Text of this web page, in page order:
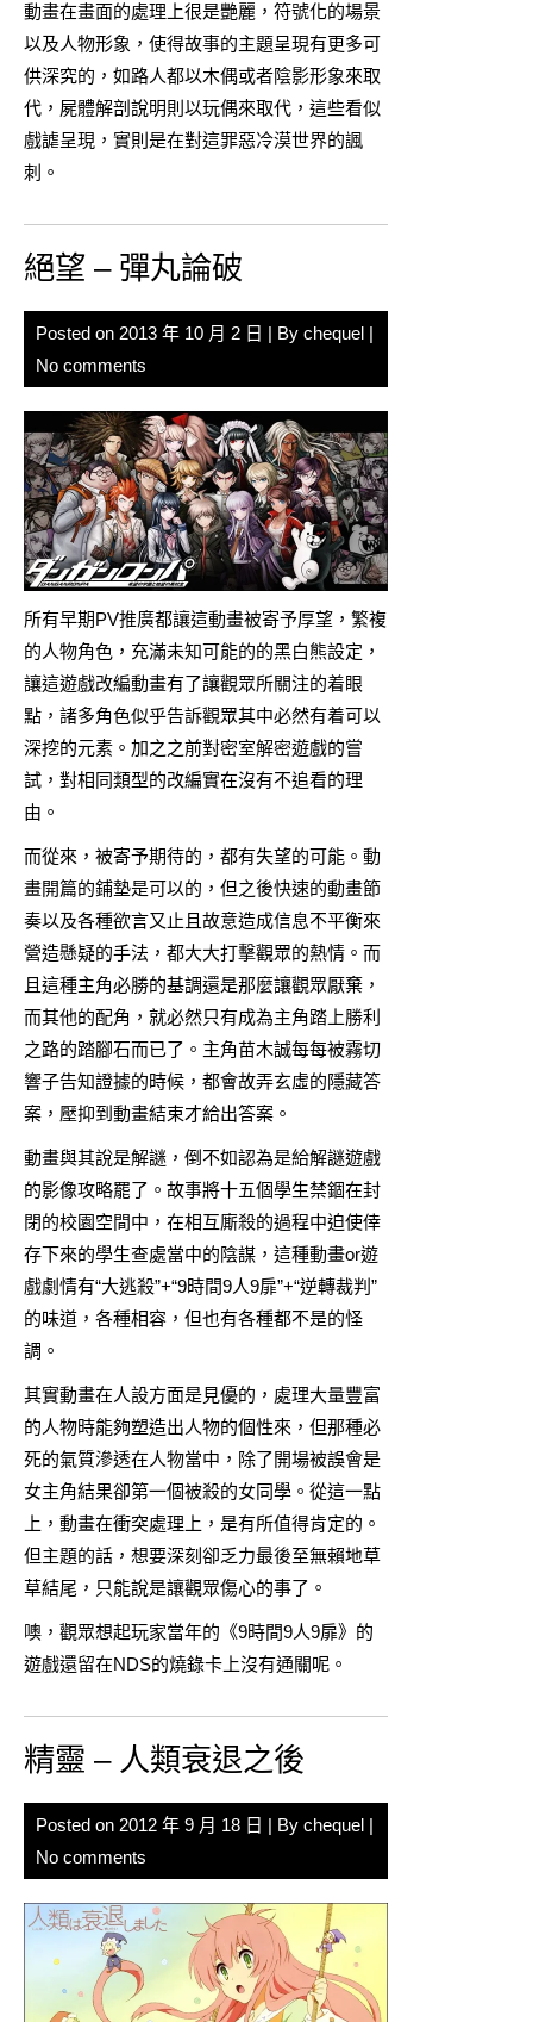
動畫在畫面的處理上很是艷麗，符號化的場景
以及人物形象，使得故事的主題呈現有更多可
供深究的，如路人都以木偶或者陰影形象來取
代，屍體解剖說明則以玩偶來取代，這些看似
戲謔呈現，實則是在對這罪惡冷漠世界的諷
刺。
絕望 – 彈丸論破
Posted on 2013 年 10 月 2 日 | By chequel |
No comments
所有早期PV推廣都讓這動畫被寄予厚望，繁複
的人物角色，充滿未知可能的的黑白熊設定，
讓這遊戲改編動畫有了讓觀眾所關注的着眼
點，諸多角色似乎告訴觀眾其中必然有着可以
深挖的元素。加之之前對密室解密遊戲的嘗
試，對相同類型的改編實在沒有不追看的理
由。
而從來，被寄予期待的，都有失望的可能。動
畫開篇的鋪墊是可以的，但之後快速的動畫節
奏以及各種欲言又止且故意造成信息不平衡來
營造懸疑的手法，都大大打擊觀眾的熱情。而
且這種主角必勝的基調還是那麼讓觀眾厭棄，
而其他的配角，就必然只有成為主角踏上勝利
之路的踏腳石而已了。主角苗木誠每每被霧切
響子告知證據的時候，都會故弄玄虛的隱藏答
案，壓抑到動畫結束才給出答案。
動畫與其說是解謎，倒不如認為是給解謎遊戲
的影像攻略罷了。故事將十五個學生禁錮在封
閉的校園空間中，在相互廝殺的過程中迫使倖
存下來的學生查處當中的陰謀，這種動畫or遊
戲劇情有“大逃殺”+“9時間9人9扉”+“逆轉裁判”
的味道，各種相容，但也有各種都不是的怪
調。
其實動畫在人設方面是見優的，處理大量豐富
的人物時能夠塑造出人物的個性來，但那種必
死的氣質滲透在人物當中，除了開場被誤會是
女主角結果卻第一個被殺的女同學。從這一點
上，動畫在衝突處理上，是有所值得肯定的。
但主題的話，想要深刻卻乏力最後至無賴地草
草結尾，只能說是讓觀眾傷心的事了。
噢，觀眾想起玩家當年的《9時間9人9扉》的
遊戲還留在NDS的燒錄卡上沒有通關呢。
精靈 – 人類衰退之後
Posted on 2012 年 9 月 18 日 | By chequel |
No comments